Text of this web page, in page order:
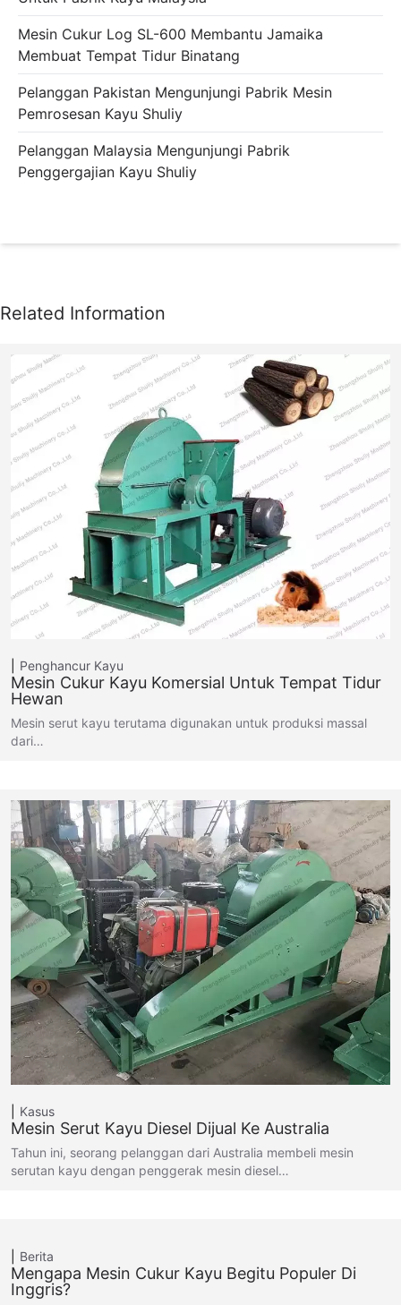
Mesin Cukur Log SL-600 Membantu Jamaika
Membuat Tempat Tidur Binatang
Pelanggan Pakistan Mengunjungi Pabrik Mesin
Pemrosesan Kayu Shuliy
Pelanggan Malaysia Mengunjungi Pabrik
Penggergajian Kayu Shuliy
Penghancur Kayu
Mesin Cukur Kayu Komersial Untuk Tempat Tidur
Hewan
Mesin serut kayu terutama digunakan untuk produksi massal
dari…
Kasus
Mesin Serut Kayu Diesel Dijual Ke Australia
Tahun ini, seorang pelanggan dari Australia membeli mesin
serutan kayu dengan penggerak mesin diesel…
Berita
Mengapa Mesin Cukur Kayu Begitu Populer Di
Inggris?